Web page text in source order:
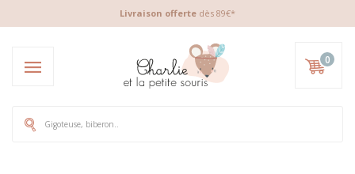
Livraison offerte dès 89€*
0